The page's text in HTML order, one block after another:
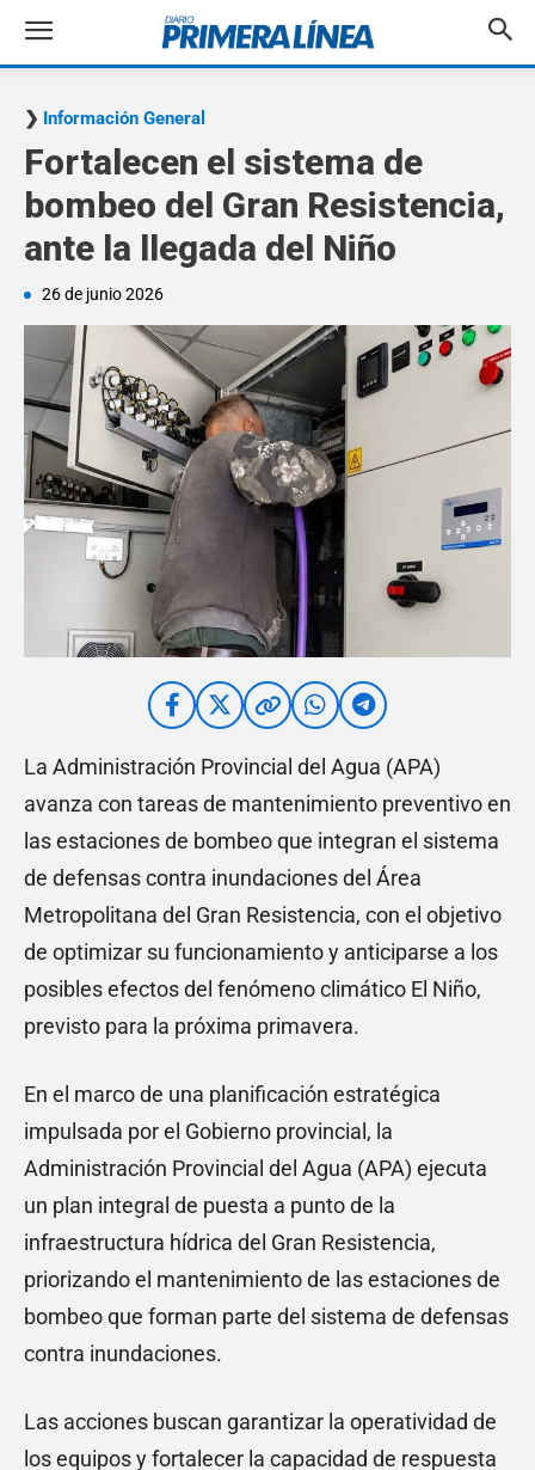
Información General
Fortalecen el sistema de
bombeo del Gran Resistencia,
ante la llegada del Niño
26 de junio 2026
La Administración Provincial del Agua (APA)
avanza con tareas de mantenimiento preventivo en
las estaciones de bombeo que integran el sistema
de defensas contra inundaciones del Área
Metropolitana del Gran Resistencia, con el objetivo
de optimizar su funcionamiento y anticiparse a los
posibles efectos del fenómeno climático El Niño,
previsto para la próxima primavera.
En el marco de una planificación estratégica
impulsada por el Gobierno provincial, la
Administración Provincial del Agua (APA) ejecuta
un plan integral de puesta a punto de la
infraestructura hídrica del Gran Resistencia,
priorizando el mantenimiento de las estaciones de
bombeo que forman parte del sistema de defensas
contra inundaciones.
Las acciones buscan garantizar la operatividad de
los equipos y fortalecer la capacidad de respuesta